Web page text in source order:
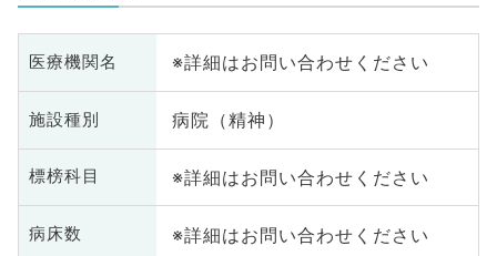
医療機関名 ※詳細はお問い合わせください
施設種別 病院（精神）
標榜科目 ※詳細はお問い合わせください
病床数 ※詳細はお問い合わせください